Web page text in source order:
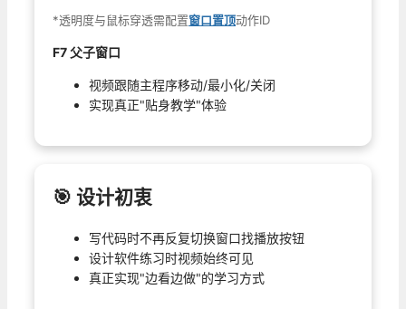
*透明度与鼠标穿透需配置窗口置顶动作ID
F7 父子窗口
视频跟随主程序移动/最小化/关闭
实现真正"贴身教学"体验
🎯 设计初衷
写代码时不再反复切换窗口找播放按钮
设计软件练习时视频始终可见
真正实现"边看边做"的学习方式